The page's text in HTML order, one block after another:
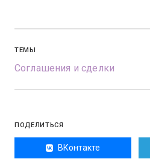
ТЕМЫ
Соглашения и сделки
ПОДЕЛИТЬСЯ
ВКонтакте